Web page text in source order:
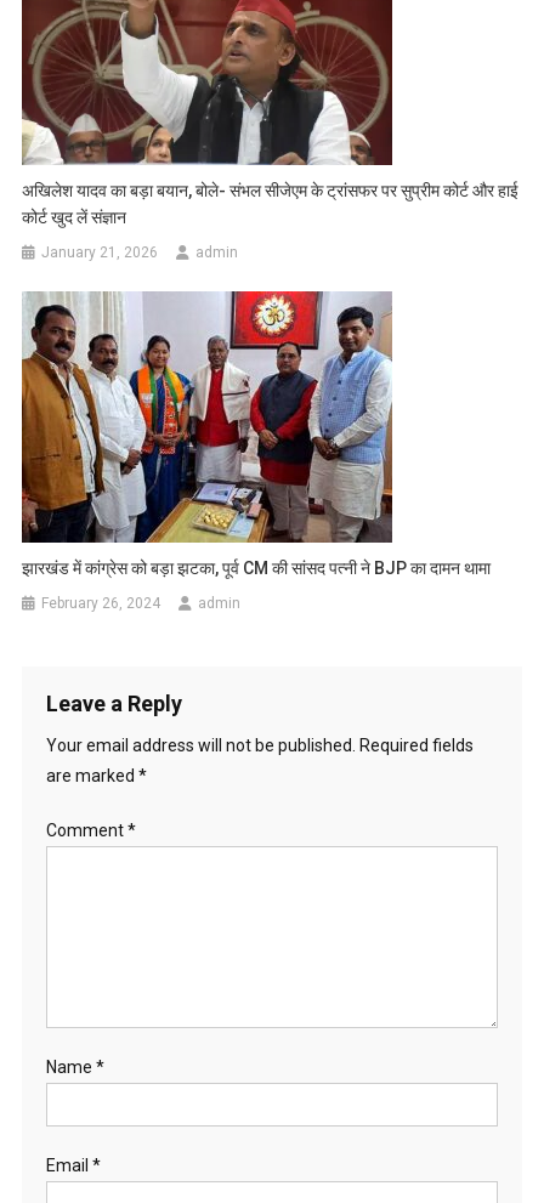
अखिलेश यादव का बड़ा बयान, बोले- संभल सीजेएम के ट्रांसफर पर सुप्रीम कोर्ट और हाई
कोर्ट खुद लें संज्ञान
January 21, 2026 admin
झारखंड में कांग्रेस को बड़ा झटका, पूर्व CM की सांसद पत्नी ने BJP का दामन थामा
February 26, 2024 admin
Leave a Reply
Your email address will not be published.
Required fields
are marked *
Comment*
Name *
Email *